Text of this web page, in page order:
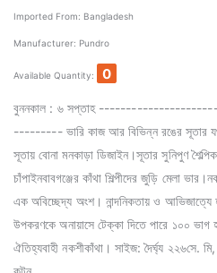
Imported From: Bangladesh
Manufacturer: Pundro
Available Quantity: 0
বুননকাল : ৬ সপ্তাহ
--------- ভারি কাজ আর বিভিন্ন রঙের সূতার
সূতায় বোনা মনকাড়া ডিজাইন।সূতার সুনিপুণ
চাঁপাইনবাবগঞ্জের কাঁথা শিল্পীদের জুড়ি মেলা
এক অবিচ্ছেদ্য অংশ। নান্দনিকতায় ও আভিজাত্যে
উপকরণকে অনায়াসে টেক্কা দিতে পারে ১০০ ভাগ
ঐতিহ্যবাহী নকশীকাঁথা। সাইজ: দৈর্ঘ্য ২২৬সে.